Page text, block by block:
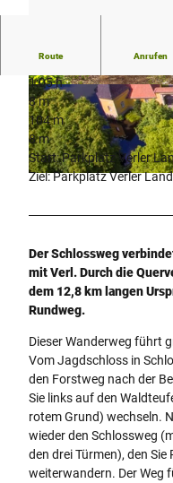
©
© Teutoburger_Wald_Schloss_Holte-
ock_PLideck, P. Lideck |CC-
Route Anrufen
1:05 h
8 m
104 m
8 m
Start: Parkplatz Verler
Ziel: Parkplatz Verler
Der Schlossweg
mit Verl. Durch die
dem 12,8 km langen
Rundweg.
Dieser Wanderweg führt
Vom Jagdschloss in
den Forstweg nach der
Sie links auf den
rotem Grund) wechseln.
wieder den Schlossweg
den drei Türmen), den
weiterwandern. Der Weg